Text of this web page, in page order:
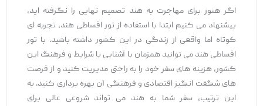
اگر هنوز برای مهاجرت به هند تصمیم نهایی را نگرفته ‌اید،
پیشنهاد می ‌کنیم ابتدا با استفاده از تور اقساطی هند، تجربه‌ ای
کوتاه اما واقعی از زندگی در این کشور داشته باشید. با تور
اقساطی هند می ‌توانید همزمان با آشنایی با شرایط و فرهنگ این
کشور، هزینه ‌های سفر خود را به راحتی مدیریت کنید و از فرصت‌
های شگفت ‌انگیز اقتصادی و فرهنگی آن بهره ‌برداری کنید. به
این ترتیب، سفر شما به هند می ‌تواند شروعی عالی برای